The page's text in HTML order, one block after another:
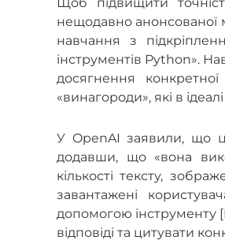
нещодавно анонсованої
навчання з
інструментів Python».
досягнення
«винагороди», які в
У OpenAI заявили, що
додавши, що «вона
кількості тексту,
завантажені
допомогою інструменту
відповіді та цитувати